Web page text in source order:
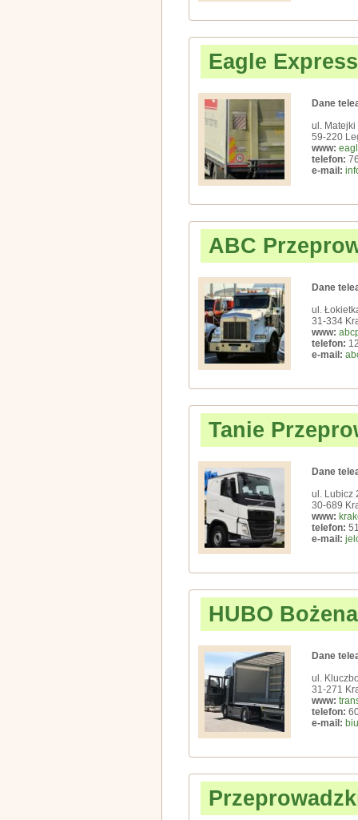
Eagle Express
Dane
ul. Matejki
59-220
www:
telefon:
e-mail:
ABC
Dane
ul.
31-334
www:
telefon:
e-mail:
Tanie
Dane
ul. Lubicz
30-689
www:
telefon:
e-mail:
HUBO
Dane
ul.
31-271
www:
telefon:
e-mail: